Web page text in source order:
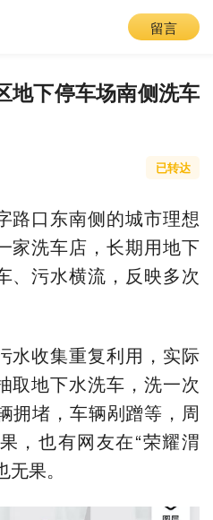
留言
地下停车场南侧洗车
已转达
路口东南侧的城市理想
家洗车店，长期用地下
、污水横流，反映多次
水收集重复利用，实际
取地下水洗车，洗一次
拥堵，车辆剐蹭等，周
，也有网友在“荣耀渭
果。